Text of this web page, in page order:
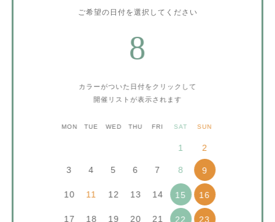
ご希望の日付を選択してください
8
カラーがついた日付をクリックして
開催リストが表示されます
MON TUE WED THU FRI SAT SUN
1 2
3 4 5 6 7 8 9
10 11 12 13 14 15 16
17 18 19 20 21 22 23